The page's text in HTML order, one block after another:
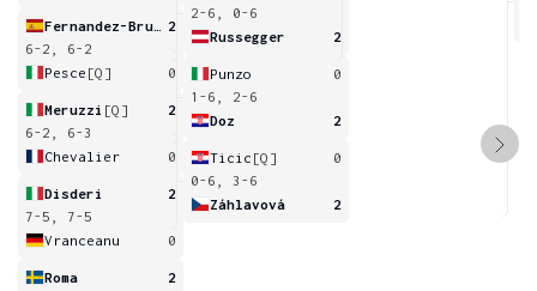
2
6-2, 6-2
Pesce [Q] 0
Meruzzi [Q]
2
6-2, 6-3
Chevalier
0
Disderi
2
7-5, 7-5
Vranceanu
0
Roma
2
2-6, 0-6
Russegger
2
Punzo
0
1-6, 2-6
Doz
2
Ticic [Q]
0
0-6, 3-6
Záhlavová
2